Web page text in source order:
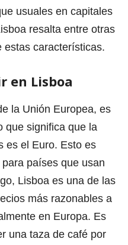
usuales en capitales
resalta entre otras
estas características.
en Lisboa
la Unión Europea, es
que significa que la
es el Euro. Esto es
países que usan
Lisboa es una de las
más razonables a
en Europa. Es
una taza de café por